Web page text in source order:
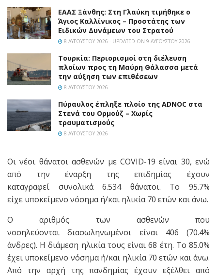
EAAΣ Ξάνθης: Στη Γλαύκη τιμήθηκε ο
Άγιος Καλλίνικος – Προστάτης των
Ειδικών Δυνάμεων του Στρατού
8 ΑΥΓΟΎΣΤΟΥ 2026 - UPDATED ON 9 ΑΥΓΟΎΣΤΟΥ 2026
Τουρκία: Περιορισμοί στη διέλευση
πλοίων προς τη Μαύρη Θάλασσα μετά
την αύξηση των επιθέσεων
8 ΑΥΓΟΎΣΤΟΥ 2026
Πύραυλος έπληξε πλοίο της ADNOC στα
Στενά του Ορμούζ – Χωρίς
τραυματισμούς
8 ΑΥΓΟΎΣΤΟΥ 2026
Οι νέοι θάνατοι ασθενών με COVID-19 είναι 30, ενώ
από την έναρξη της επιδημίας έχουν
καταγραφεί συνολικά 6.534 θάνατοι. Το 95.7%
είχε υποκείμενο νόσημα ή/και ηλικία 70 ετών και άνω.
Ο αριθμός των ασθενών που
νοσηλεύονται διασωληνωμένοι είναι 406 (70.4%
άνδρες). Η διάμεση ηλικία τους είναι 68 έτη. To 85.0%
έχει υποκείμενο νόσημα ή/και ηλικία 70 ετών και άνω.
Από την αρχή της πανδημίας έχουν εξέλθει από